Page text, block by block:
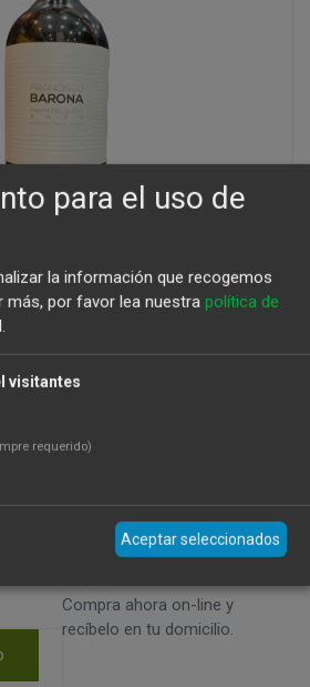
Rivera del Duero 2023
44,66 €
del Duero 2020 - 8431016148011 -
Barona
Disfruta de nuestros productos
Compra ahora on-line y
recíbelo en tu domicilio.
para el uso de
la información que recogemos
más, por favor lea nuestra política de
visitantes
requerido)
Aceptar seleccionados